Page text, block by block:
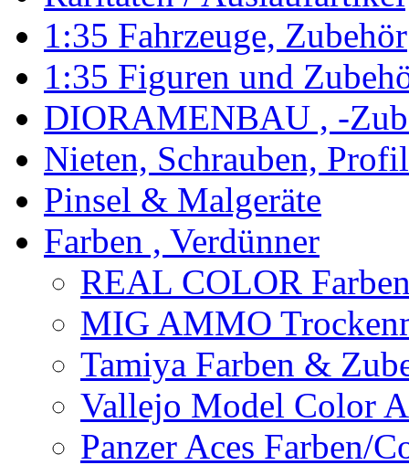
1:35 Fahrzeuge, Zubehör
1:35 Figuren und
DIORAMENBAU , -
Nieten, Schrauben,
Pinsel & Malgeräte
Farben , Verdünner
REAL COLOR
MIG AMMO
Tamiya Farben &
Vallejo Model Color
Panzer Aces